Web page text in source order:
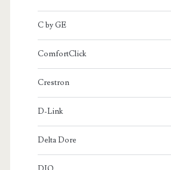
C by GE
ComfortClick
Crestron
D-Link
Delta Dore